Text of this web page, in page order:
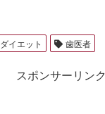
ダイエット 歯医者
スポンサーリンク